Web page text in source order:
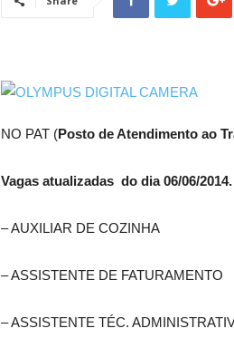
NO PAT (Posto de Atendimento ao
Vagas atualizadas do dia 06/06/2014.
– AUXILIAR DE COZINHA
– ASSISTENTE DE FATURAMENTO
– ASSISTENTE TÉC.